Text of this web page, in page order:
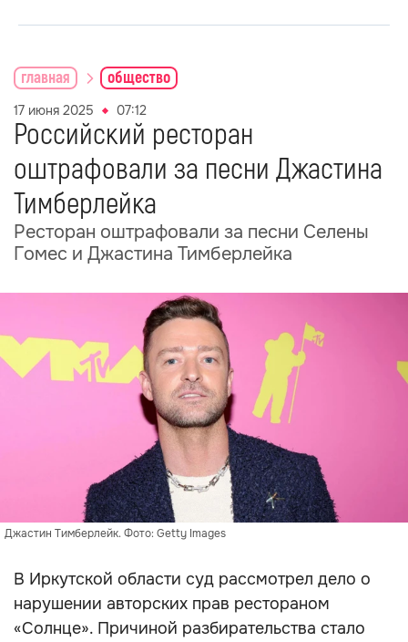
главная общество
17 июня 2025 07:12
Российский ресторан
оштрафовали за песни Джастина
Тимберлейка
Ресторан оштрафовали за песни Селены
Гомес и Джастина Тимберлейка
Джастин Тимберлейк. Фото: Getty Images
В Иркутской области суд рассмотрел дело о
нарушении авторских прав рестораном
«Солнце». Причиной разбирательства стало